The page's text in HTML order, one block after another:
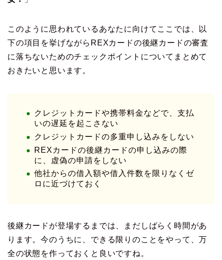
このように思われているあなたに向けてここでは、以
下の項目を挙げながらREXカードの後継カードの審査
に落ちないためのチェックポイントについてまとめて
おきたいと思います。
クレジットカードや携帯料金などで、支払
いの遅延を起こさない
クレジットカードの多重申し込みをしない
REXカードの後継カードの申し込みの際
に、虚偽の申請をしない
他社からの借入額や借入件数を限りなくゼ
ロに近づけておく
後継カードが登場するまでは、まだしばらく時間があ
ります。今のうちに、できる限りのことをやって、万
全の状態を作っておくと良いですね。